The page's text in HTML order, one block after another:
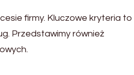
firmy. Kluczowe kryteria to
Przedstawimy również